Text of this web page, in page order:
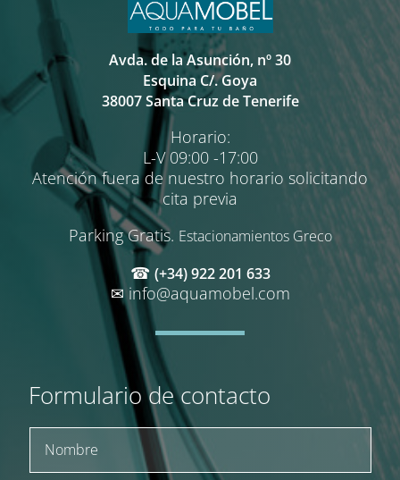
Avda. de la Asunción, nº 30
Esquina C/. Goya
38007 Santa Cruz de Tenerife
Horario:
L-V 09:00 -17:00
Atención fuera de nuestro horario solicitando
cita previa
Parking Gratis. Estacionamientos Greco
☎ (+34) 922 201 633
✉ info@aquamobel.com
Formulario de contacto